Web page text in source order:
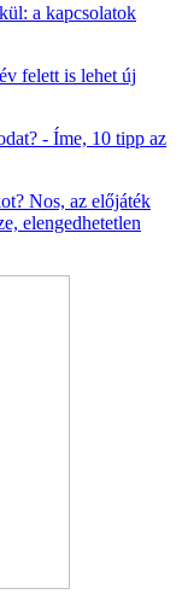
a kapcsolatok
felett is lehet új
- Íme, 10 tipp az
Nos, az előjáték
elengedhetetlen